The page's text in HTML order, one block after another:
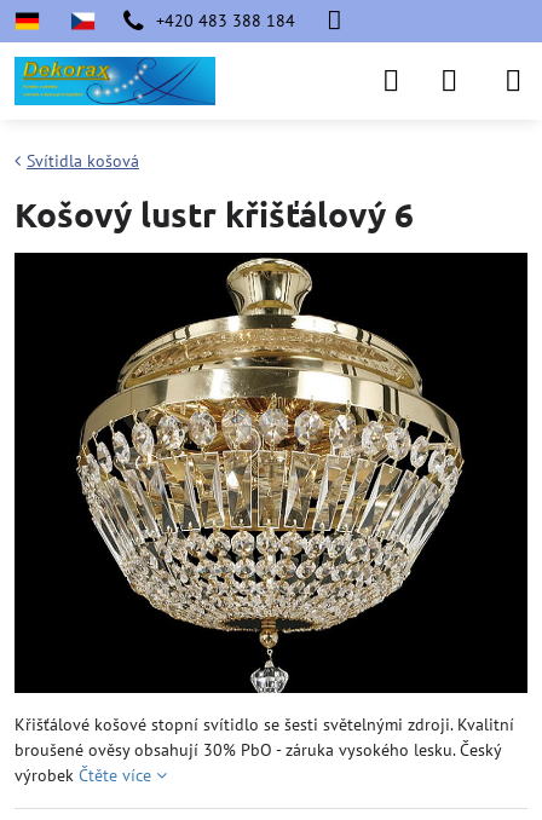
+420 483 388 184
Svítidla košová
Košový lustr křišťálový 6
Křišťálové košové stopní svítidlo se šesti světelnými zdroji. Kvalitní
broušené ověsy obsahují 30% PbO - záruka vysokého lesku. Český
výrobek Čtěte více